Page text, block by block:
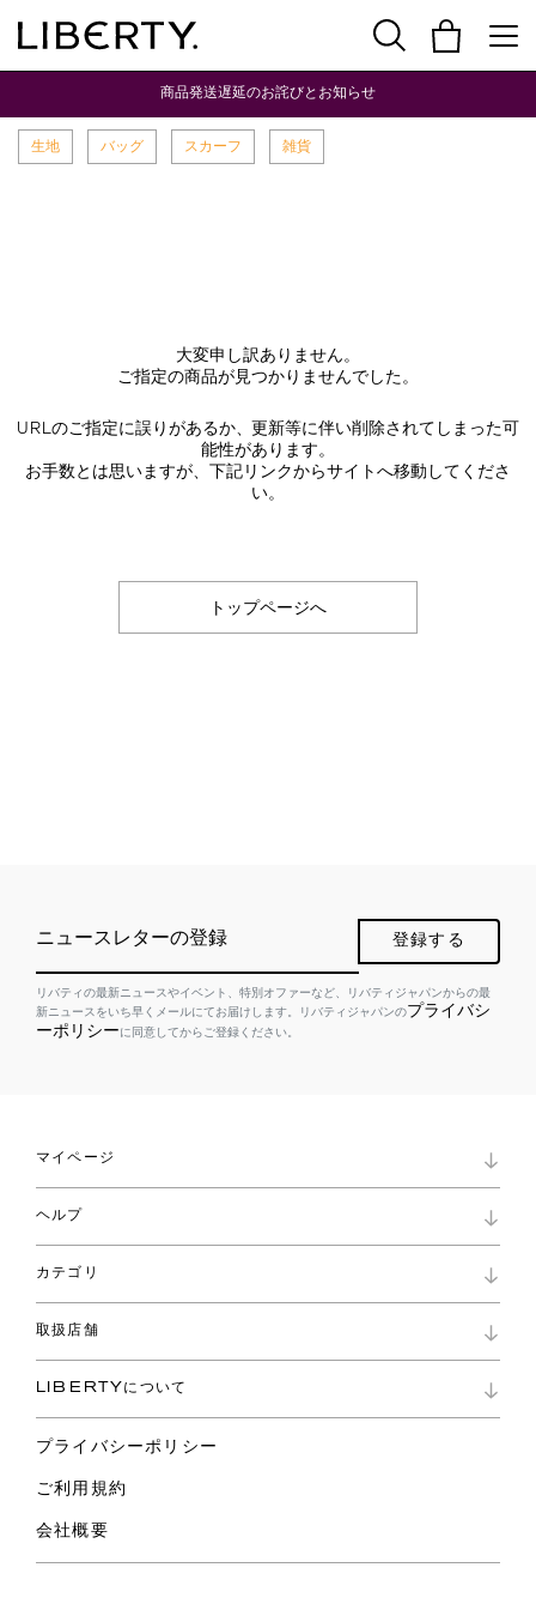
商品発送遅延のお詫びとお知らせ
生地 バッグ スカーフ 雑貨
大変申し訳ありません。
ご指定の商品が見つかりませんでした。
URLのご指定に誤りがあるか、更新等に伴い削除されてしまった可
能性があります。
お手数とは思いますが、下記リンクからサイトへ移動してくださ
い。
トップページへ
ニュースレターの登録 登録する
リバティの最新ニュースやイベント、特別オファーなど、リバティジャパンからの最
新ニュースをいち早くメールにてお届けします。リバティジャパンのプライバシ
ーポリシーに同意してからご登録ください。
マイページ
ロイヤリティプログラム
パスワード再設定
ショッピングバッグ
ヘルプ
お問い合わせ
よくあるご質問
ご利用ガイド
カテゴリ
コレクション
ファブリックス
バッグ
スカーフ
ウェア
ライフスタイル
スペシャル
取扱店舗
リバティ・ファブリックス
LIBERTYについて
プライバシーポリシー
ご利用規約
会社概要